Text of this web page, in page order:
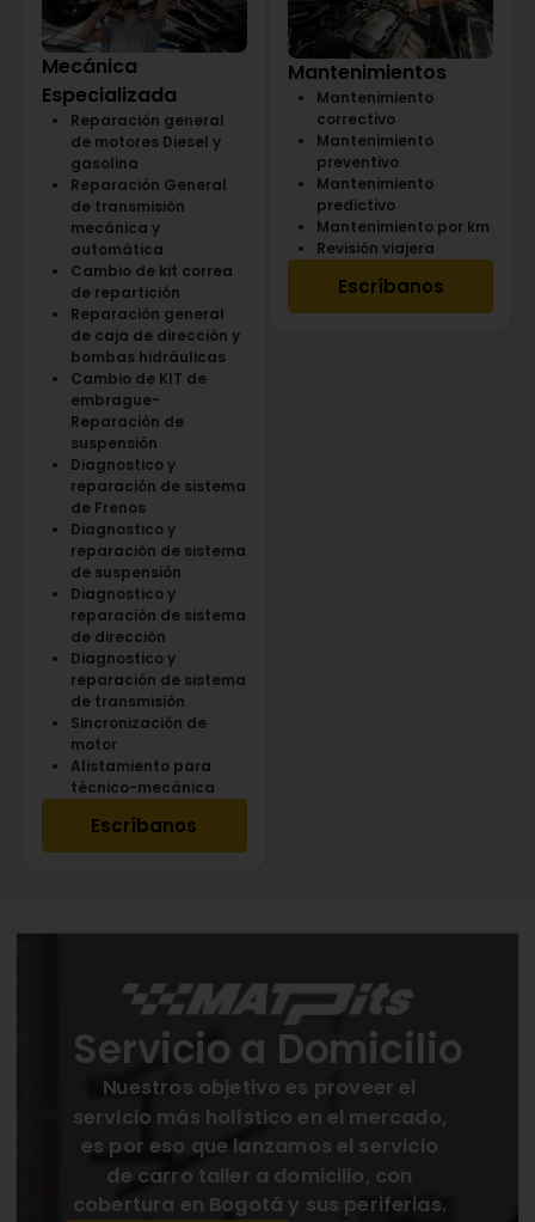
Mecánica
Especializada
Reparación general
de motores Diesel y
gasolina
Reparación General
de transmisión
mecánica y
automática
Cambio de kit correa
de repartición
Reparación general
de caja de dirección y
bombas hidráulicas
Cambio de KIT de
embrague-
Reparación de
suspensión
Diagnostico y
reparación de sistema
de Frenos
Diagnostico y
reparación de sistema
de suspensión
Diagnostico y
reparación de sistema
de dirección
Diagnostico y
reparación de sistema
de transmisión
Sincronización de
motor
Alistamiento para
técnico-mecánica
Escríbanos
Mantenimientos
Mantenimiento
correctivo
Mantenimiento
preventivo
Mantenimiento
predictivo
Mantenimiento por km
Revisión viajera
Escríbanos
Servicio a Domicilio
Nuestros objetivo es proveer el
servicio más holístico en el mercado,
es por eso que lanzamos el servicio
de carro taller a domicilio, con
cobertura en Bogotá y sus periferias.